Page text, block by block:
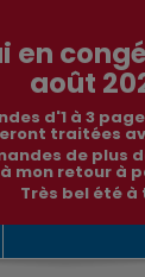
en
août
d'1 à 3
traitées
de plus
mon retour à
Très bel été à